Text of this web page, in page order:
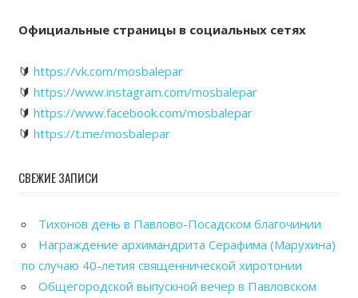
Официальные страницы в социальных сетях
🔰 https://vk.com/mosbalepar
🔰 https://www.instagram.com/mosbalepar
🔰 https://www.facebook.com/mosbalepar
🔰 https://t.me/mosbalepar
СВЕЖИЕ ЗАПИСИ
Тихонов день в Павлово-Посадском благочинии
Награждение архимандрита Серафима (Марухина)
по случаю 40-летия священнической хиротонии
Общегородской выпускной вечер в Павловском